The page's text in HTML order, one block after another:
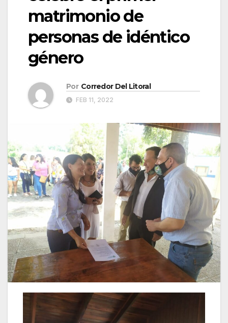
matrimonio de
personas de idéntico
género
Por Corredor Del Litoral
FEB 11, 2022